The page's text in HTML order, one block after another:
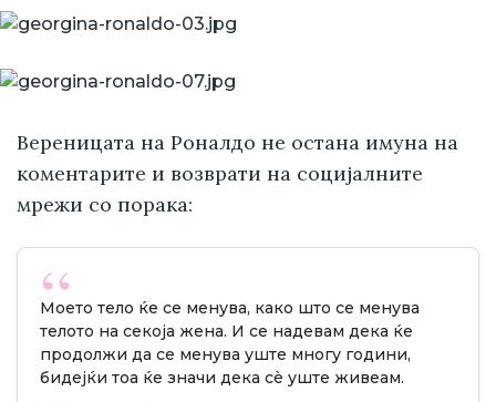
Вереницата на Роналдо не остана имуна на
коментарите и возврати на социјалните
мрежи со порака:
Моето тело ќе се менува, како што се менува
телото на секоја жена. И се надевам дека ќе
продолжи да се менува уште многу години,
бидејќи тоа ќе значи дека сè уште живеам.